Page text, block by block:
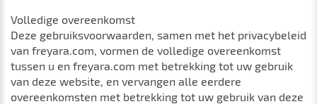
Volledige overeenkomst
Deze gebruiksvoorwaarden, samen met het privacybeleid
van freyara.com, vormen de volledige overeenkomst
tussen u en freyara.com met betrekking tot uw gebruik
van deze website, en vervangen alle eerdere
overeenkomsten met betrekking tot uw gebruik van deze